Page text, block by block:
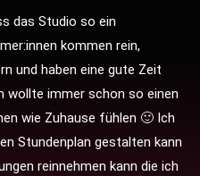
das Studio so ein
kommen rein,
und haben eine gute Zeit
wollte immer schon so einen
wie Zuhause fühlen 🙂 Ich
Stundenplan gestalten kann
reinnehmen kann die ich